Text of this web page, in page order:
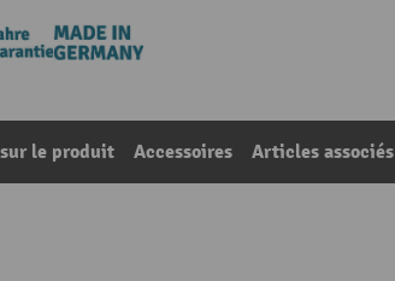
le produit Accessoires Articles associés